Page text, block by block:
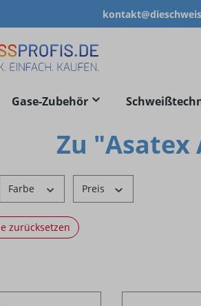
springen
Gase-Zubehör
Zu "Asatex
Farbe Preis
zurücksetzen